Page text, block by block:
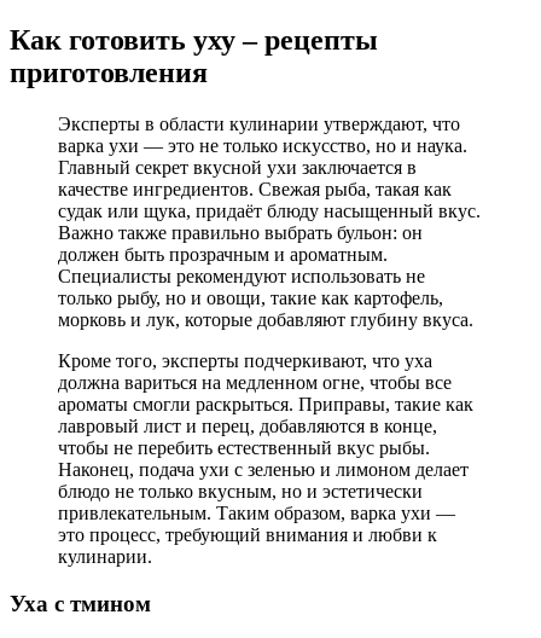
Как готовить уху – рецепты
приготовления
Эксперты в области кулинарии утверждают, что
варка ухи — это не только искусство, но и наука.
Главный секрет вкусной ухи заключается в
качестве ингредиентов. Свежая рыба, такая как
судак или щука, придаёт блюду насыщенный вкус.
Важно также правильно выбрать бульон: он
должен быть прозрачным и ароматным.
Специалисты рекомендуют использовать не
только рыбу, но и овощи, такие как картофель,
морковь и лук, которые добавляют глубину вкуса.
Кроме того, эксперты подчеркивают, что уха
должна вариться на медленном огне, чтобы все
ароматы смогли раскрыться. Приправы, такие как
лавровый лист и перец, добавляются в конце,
чтобы не перебить естественный вкус рыбы.
Наконец, подача ухи с зеленью и лимоном делает
блюдо не только вкусным, но и эстетически
привлекательным. Таким образом, варка ухи —
это процесс, требующий внимания и любви к
кулинарии.
Уха с тмином